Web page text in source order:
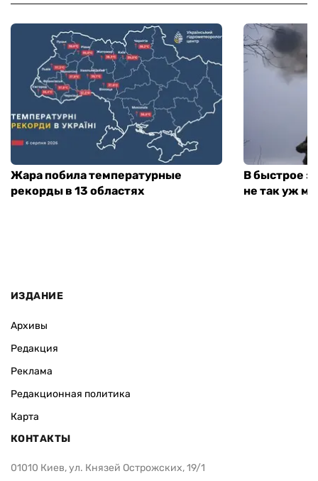
Жара побила температурные
рекорды в 13 областях
В быстрое
не так уж
ИЗДАНИЕ
Архивы
Редакция
Реклама
Редакционная политика
Карта
КОНТАКТЫ
01010 Киев, ул. Князей Острожских, 19/1